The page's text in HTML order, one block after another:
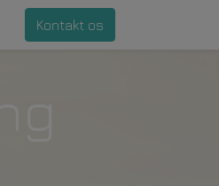
Kontakt os